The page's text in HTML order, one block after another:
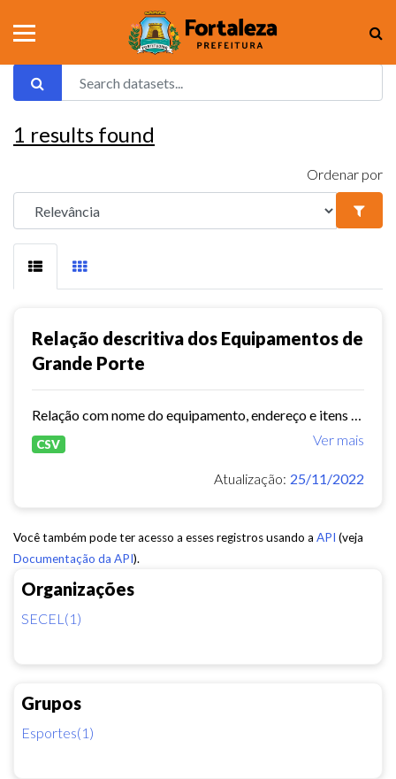
Organizações
SECEL(1)
Grupos
Esportes(1)
1 results found
Ordenar por
Relação descritiva dos Equipamentos de
Grande Porte
Ver mais
CSV
Atualização: 25/11/2022
Você também pode ter acesso a esses registros usando a API (veja
Documentação da API).